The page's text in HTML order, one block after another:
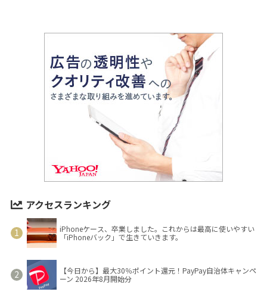
アクセスランキング
iPhoneケース、卒業しました。これからは最高に使いやすい
「iPhoneバック」で生きていきます。
【今日から】最大30％ポイント還元！PayPay自治体キャンペ
ーン 2026年8月開始分